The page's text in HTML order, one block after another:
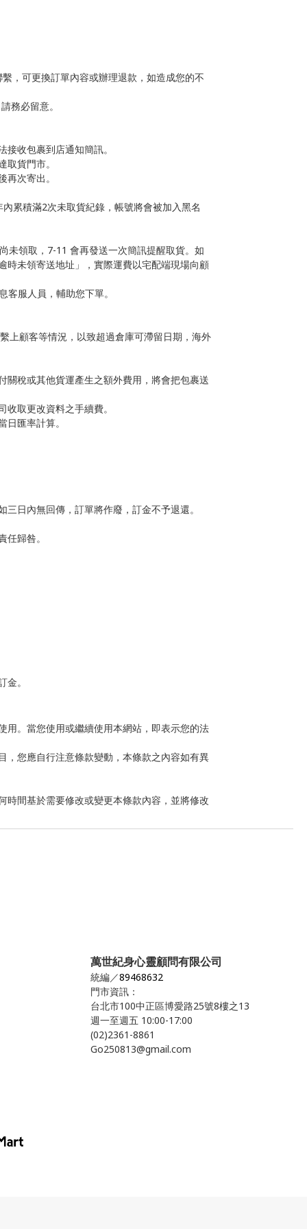
，可更換訂單內容或辦理退款，如造成您的不
務必留意。
收包裹到店通知簡訊。
貨門市。
次寄出。
累積滿2次未取貨紀錄 ，帳號將會被加入黑名
未領取，7-11 會再發送一次簡訊提醒取貨。如
時未領寄送地址」，實際運費以宅配端現場向顧
服人員，輔助您下單。
上顧客等情況，以致超過倉庫可滯留日期，海外
關稅或其他貨運產生之額外費用，將會把包裹送
取更改資料之手續費。
匯率計算。
日內無回傳，訂單將作廢，訂金不予退還。
歸咎。
。
用。當您使用或繼續使用本網站，即表示您的法
，您應自行注意條款變動，本條款之內容如有異
時間基於需要修改或變更本條款內容，並將修改
萬世紀身心靈顧問有限公司
統編／89468632
門市資訊：
台北市100中正區博愛路25號8樓之13
週一至週五 10:00-17:00
(02)2361-8861
Go250813@gmail.com